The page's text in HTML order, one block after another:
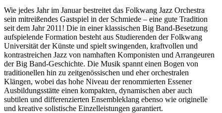
Wie jedes Jahr im Januar bestreitet das Folkwang Jazz Orchestra
sein mitreißendes Gastspiel in der Schmiede – eine gute Tradition
seit dem Jahr 2011! Die in einer klassischen Big Band-Besetzung
aufspielende Formation besteht aus Studierenden der Folkwang
Universität der Künste und spielt swingenden, kraftvollen und
kontrastreichen Jazz von namhaften Komponisten und Arrangeuren
der Big Band-Geschichte. Die Musik spannt einen Bogen von
traditionellen hin zu zeitgenössischen und eher orchestralen
Klängen, wobei das hohe Niveau der renommierten Essener
Ausbildungsstätte einen kompakten, dynamischen aber auch
subtilen und differenzierten Ensembleklang ebenso wie originelle
und kreative solistische Einzelleistungen garantiert.